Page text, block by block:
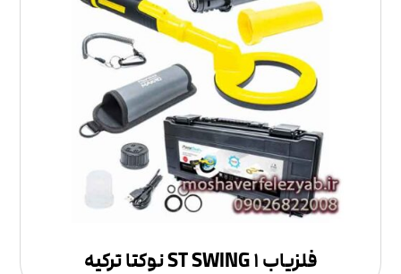
فلزیاب ST SWING ۱ نوکتا ترکیه